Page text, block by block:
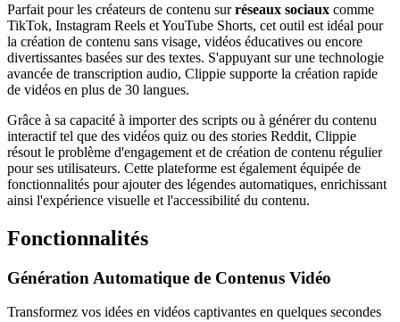
Parfait pour les créateurs de contenu surréseaux sociaux comme
TikTok, Instagram Reels et YouTube Shorts, cet outil est idéal pour
la création de contenu sans visage, vidéos éducatives ou encore
divertissantes basées sur des textes. S'appuyant sur une technologie
avancée de transcription audio, Clippie supporte la création rapide
de vidéos en plus de 30 langues.
Grâce à sa capacité à importer des scripts ou à générer du contenu
interactif tel que des vidéos quiz ou des stories Reddit, Clippie
résout le problème d'engagement et de création de contenu régulier
pour ses utilisateurs. Cette plateforme est également équipée de
fonctionnalités pour ajouter des légendes automatiques, enrichissant
ainsi l'expérience visuelle et l'accessibilité du contenu.
Fonctionnalités
Génération Automatique de Contenus Vidéo
Transformez vos idées en vidéos captivantes en quelques secondes